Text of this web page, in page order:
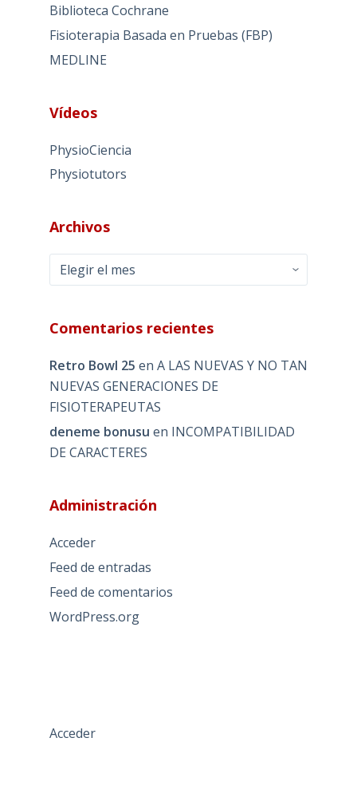
Biblioteca Cochrane
Fisioterapia Basada en Pruebas (FBP)
MEDLINE
Vídeos
PhysioCiencia
Physiotutors
Archivos
Archivos
Comentarios recientes
Retro Bowl 25 en A LAS NUEVAS Y NO TAN
NUEVAS GENERACIONES DE
FISIOTERAPEUTAS
deneme bonusu en INCOMPATIBILIDAD
DE CARACTERES
Administración
Acceder
Feed de entradas
Feed de comentarios
WordPress.org
Acceder